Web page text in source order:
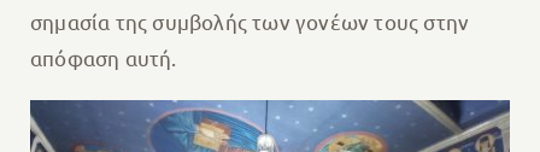
σημασία της συμβολής των γονέων τους στην
απόφαση αυτή.